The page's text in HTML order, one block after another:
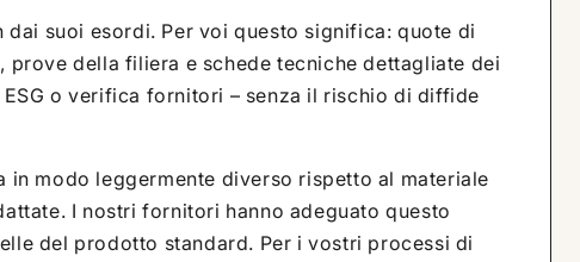
suoi esordi. Per voi questo significa: quote di
della filiera e schede tecniche dettagliate dei
o verifica fornitori – senza il rischio di diffide
modo leggermente diverso rispetto al materiale
I nostri fornitori hanno adeguato questo
del prodotto standard. Per i vostri processi di